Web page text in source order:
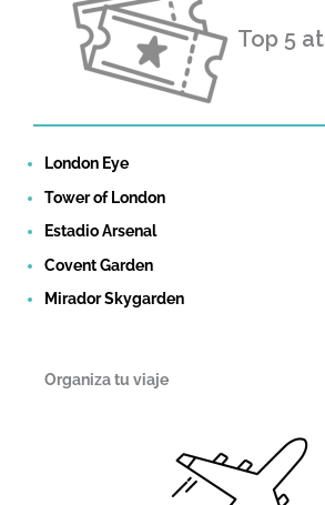
Top 5
London Eye
Tower of London
Estadio Arsenal
Covent Garden
Mirador Skygarden
Organiza tu viaje